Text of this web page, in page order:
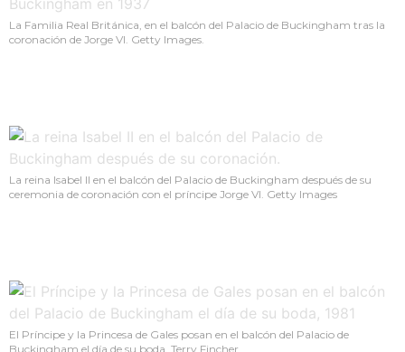
La Familia Real Británica, en el balcón del Palacio de Buckingham tras la
coronación de Jorge VI. Getty Images.
La reina Isabel II en el balcón del Palacio de Buckingham después de su
ceremonia de coronación con el príncipe Jorge VI. Getty Images
El Príncipe y la Princesa de Gales posan en el balcón del Palacio de
Buckingham el día de su boda. Terry Fincher